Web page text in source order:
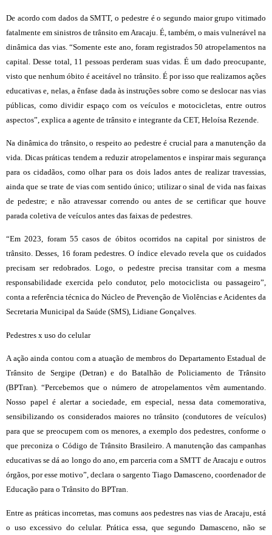
De acordo com dados da SMTT, o pedestre é o segundo maior grupo vitimado
fatalmente em sinistros de trânsito em Aracaju. É, também, o mais vulnerável na
dinâmica das vias. “Somente este ano, foram registrados 50 atropelamentos na
capital. Desse total, 11 pessoas perderam suas vidas. É um dado preocupante,
visto que nenhum óbito é aceitável no trânsito. É por isso que realizamos ações
educativas e, nelas, a ênfase dada às instruções sobre como se deslocar nas vias
públicas, como dividir espaço com os veículos e motocicletas, entre outros
aspectos”, explica a agente de trânsito e integrante da CET, Heloísa Rezende.
Na dinâmica do trânsito, o respeito ao pedestre é crucial para a manutenção da
vida. Dicas práticas tendem a reduzir atropelamentos e inspirar mais segurança
para os cidadãos, como olhar para os dois lados antes de realizar travessias,
ainda que se trate de vias com sentido único; utilizar o sinal de vida nas faixas
de pedestre; e não atravessar correndo ou antes de se certificar que houve
parada coletiva de veículos antes das faixas de pedestres.
“Em 2023, foram 55 casos de óbitos ocorridos na capital por sinistros de
trânsito. Desses, 16 foram pedestres. O índice elevado revela que os cuidados
precisam ser redobrados. Logo, o pedestre precisa transitar com a mesma
responsabilidade exercida pelo condutor, pelo motociclista ou passageiro”,
conta a referência técnica do Núcleo de Prevenção de Violências e Acidentes da
Secretaria Municipal da Saúde (SMS), Lidiane Gonçalves.
Pedestres x uso do celular
A ação ainda contou com a atuação de membros do Departamento Estadual de
Trânsito de Sergipe (Detran) e do Batalhão de Policiamento de Trânsito
(BPTran). “Percebemos que o número de atropelamentos vêm aumentando.
Nosso papel é alertar a sociedade, em especial, nessa data comemorativa,
sensibilizando os considerados maiores no trânsito (condutores de veículos)
para que se preocupem com os menores, a exemplo dos pedestres, conforme o
que preconiza o Código de Trânsito Brasileiro. A manutenção das campanhas
educativas se dá ao longo do ano, em parceria com a SMTT de Aracaju e outros
órgãos, por esse motivo”, declara o sargento Tiago Damasceno, coordenador de
Educação para o Trânsito do BPTran.
Entre as práticas incorretas, mas comuns aos pedestres nas vias de Aracaju, está
o uso excessivo do celular. Prática essa, que segundo Damasceno, não se